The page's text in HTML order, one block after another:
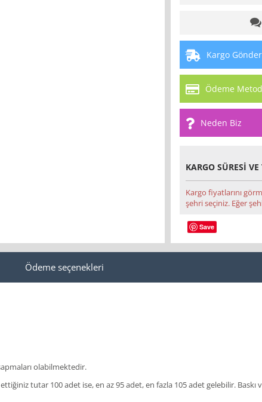
Kargo
Ödeme
Neden Biz
KARGO SÜRESI
Kargo fiyatlarını
şehri seçiniz. Eğer
Save
Ödeme seçenekleri
olabilmektedir.
tutar 100 adet ise, en az 95 adet, en fazla 105 adet gelebilir.